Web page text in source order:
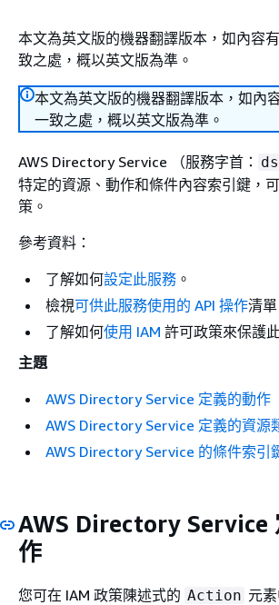
本文為英文版的機器翻譯版本，如內容
致之處，概以英文版為準。
本文為英文版的機器翻譯版本，如內
一致之處，概以英文版為準。
AWS Directory Service （服務字首： ds
特定的資源、動作和條件內容索引鍵，
策。
參考資料：
了解如何設定此服務 。
檢視可供此服務使用的 API 操作清單
了解如何使用 IAM 許可政策來保護
主題
AWS Directory Service 定義的動作
AWS Directory Service 定義的資源
AWS Directory Service 的條件索引
AWS Directory Service
作
您可在 IAM 政策陳述式的 Action 元